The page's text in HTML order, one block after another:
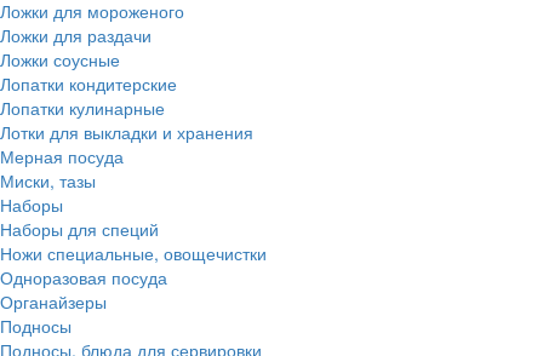
Ложки для мороженого
Ложки для раздачи
Ложки соусные
Лопатки кондитерские
Лопатки кулинарные
Лотки для выкладки и хранения
Мерная посуда
Миски, тазы
Наборы
Наборы для специй
Ножи специальные, овощечистки
Одноразовая посуда
Органайзеры
Подносы
Подносы, блюда для сервировки